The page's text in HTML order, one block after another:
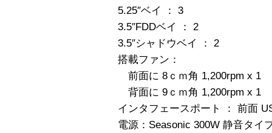
5.25″ベイ ： 3
3.5″FDDベイ ： 2
3.5″シャドウベイ ： 2
搭載ファン：
前面に 8ｃｍ角 1,200rpm x 1
背面に 9ｃｍ角 1,200rpm x 1
インタフェースポート ： 前面
電源：Seasonic 300W 静音タイ